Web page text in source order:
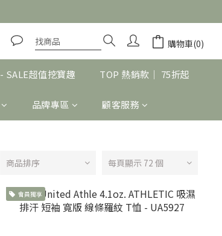
購物車(0)
- SALE超值挖寶趣 TOP 熱銷款｜ 75折起
品牌專區 顧客服務
商品排序 每頁顯示 72 個
會員獨享